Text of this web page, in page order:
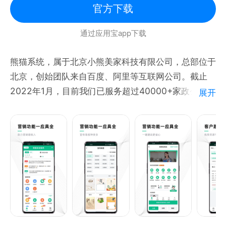
除、重命名、打标签、打印、快捷方式、外部应用打开
等功能。
- PDF工具：页面提取、页面管理、文件合并、加密、
添加水印、文本文件转PDF
- 图片工具：图片压缩（瘦身）、格式转换、图片转
- 文件解压缩
- 视频转音频
- 画板、面对面快传
- 文件分析，如目录分析、大文件分析和长期文件分析
官方下载
通过应用宝app下载
熊猫系统，属于北京小熊美家科技有限公司，总部位于
北京，创始团队来自百度、阿里等互联网公司。截止
2022年1月，目前我们已服务超过40000+家政公司，
熊猫系统，是一款面向家政公司的SaaS管理工具，以
互联网技术为优势，以整合家政资源为特色，全方位赋
能家政公司，助力家政行业互联网+升级！
面向家政行业，我们支持家政中介，保洁，产后康复，
母婴月嫂等类型门店，同时也不断完善产品，以服务更
多家政业态。
展开